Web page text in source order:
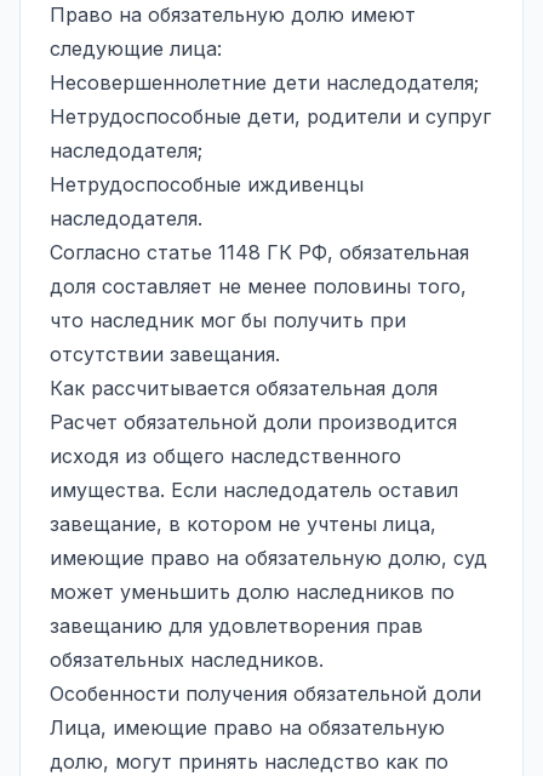
Право на обязательную долю имеют
следующие лица:
Несовершеннолетние дети наследодателя;
Нетрудоспособные дети, родители и супруг
наследодателя;
Нетрудоспособные иждивенцы
наследодателя.
Согласно статье 1148 ГК РФ, обязательная
доля составляет не менее половины того,
что наследник мог бы получить при
отсутствии завещания.
Как рассчитывается обязательная доля
Расчет обязательной доли производится
исходя из общего наследственного
имущества. Если наследодатель оставил
завещание, в котором не учтены лица,
имеющие право на обязательную долю, суд
может уменьшить долю наследников по
завещанию для удовлетворения прав
обязательных наследников.
Особенности получения обязательной доли
Лица, имеющие право на обязательную
долю, могут принять наследство как по